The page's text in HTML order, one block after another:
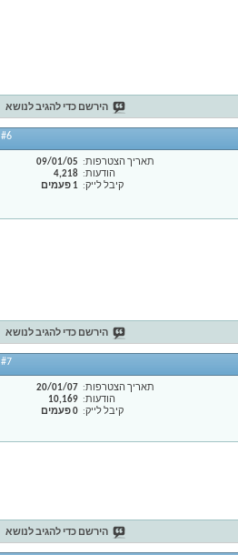
הירשם כדי להגיב לנושא
#6
תאריך הצטרפות
09/01/05
הודעות
4,218
קיבל לייק
1 פעמים
הירשם כדי להגיב לנושא
#7
תאריך הצטרפות
20/01/07
הודעות
10,169
קיבל לייק
0 פעמים
הירשם כדי להגיב לנושא